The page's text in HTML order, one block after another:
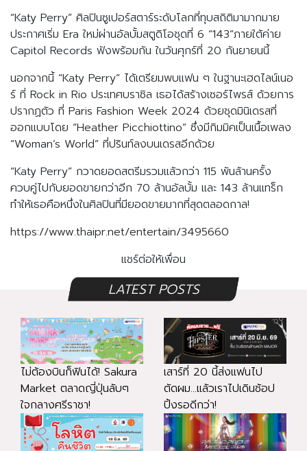
“Katy Perry” ศิลปินซูเปอร์สตาร์ระดับโลกที่ทุบสถิติมามากมาย
ประกาศเริ่ม Era ใหม่ผ่านอัลบั้มสตูดิโอชุดที่ 6 “143”ภายใต้ค่าย
Capitol Records ฟังพร้อมกัน ในวันศุกร์ที่ 20 กันยายนนี้
นอกจากนี้ “Katy Perry” ได้เตรียมพบแฟน ๆ ในฐานะเฮดไลน์เนอ
ร์ ที่ Rock in Rio ประเทศบราซิล เธอได้สร้างเซอร์ไพรส์ ด้วยการ
ปรากฏตัว ที่ Paris Fashion Week 2024 ด้วยชุดมินิเดรสที่
ออกแบบโดย “Heather Picchiottino” ซึ่งมีกิมมิคเป็นเนื้อเพลง
“Woman’s World” ที่ปรินท์ลงบนเดรสอีกด้วย
“Katy Perry” กวาดยอดสตรีมรวมแล้วกว่า 115 พันล้านครั้ง
ควบคู่ไปกับยอดขายกว่าอีก 70 ล้านอัลบั้ม และ 143 ล้านแทร็ก
ทำให้เธอคือหนึ่งในศิลปินที่มียอดขายมากที่สุดตลอดกาล!
https://www.thaipr.net/entertain/3495660
แชร์ต่อให้เพื่อน
LATEST POSTS
ไม่ต้องบินก็ฟินได้! Sakura
Market ตลาดญี่ปุ่นลับๆ
ใจกลางศรีราชา!
เสาร์ที่ 20 นี้ส่งแฟนไป
ตัดผม...แล้วเราไปเดินช้อป
ปิ้งรอดีกว่า!